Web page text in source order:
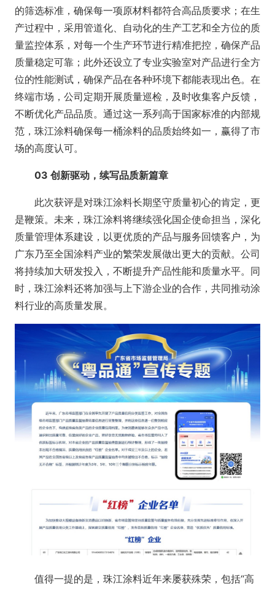
的筛选标准，确保每一项原材料都符合高品质要求；在生
产过程中，采用管道化、自动化的生产工艺和全方位的质
量监控体系，对每一个生产环节进行精准把控，确保产品
质量稳定可靠；此外还设立了专业实验室对产品进行全方
位的性能测试，确保产品在各种环境下都能表现出色。在
终端市场，公司定期开展质量巡检，及时收集客户反馈，
不断优化产品品质。通过这一系列高于国家标准的内部规
范，珠江涂料确保每一桶涂料的品质始终如一，赢得了市
场的高度认可。
03 创新驱动，续写品质新篇章
此次获评是对珠江涂料长期坚守质量初心的肯定，更
是鞭策。未来，珠江涂料将继续强化国企使命担当，深化
质量管理体系建设，以更优质的产品与服务回馈客户，为
广东乃至全国涂料产业的繁荣发展做出更大的贡献。公司
将持续加大研发投入，不断提升产品性能和质量水平。同
时，珠江涂料还将加强与上下游企业的合作，共同推动涂
料行业的高质量发展。
值得一提的是，珠江涂料近年来屡获殊荣，包括“高